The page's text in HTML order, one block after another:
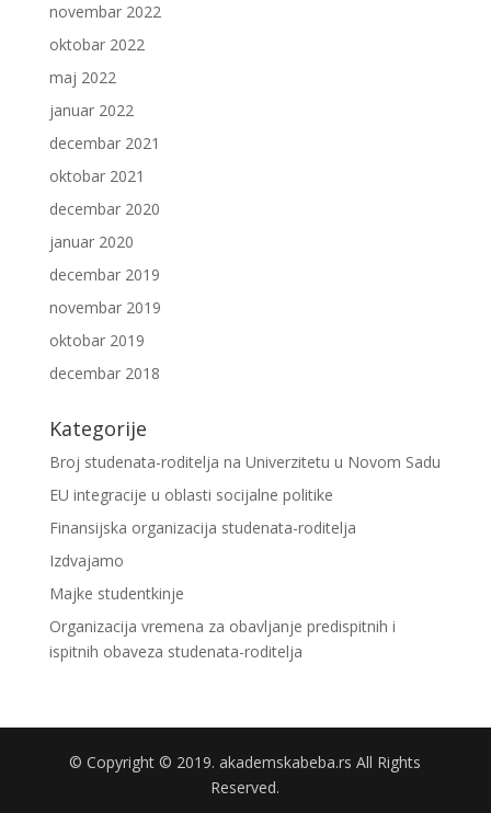
novembar 2022
oktobar 2022
maj 2022
januar 2022
decembar 2021
oktobar 2021
decembar 2020
januar 2020
decembar 2019
novembar 2019
oktobar 2019
decembar 2018
Kategorije
Broj studenata-roditelja na Univerzitetu u Novom Sadu
EU integracije u oblasti socijalne politike
Finansijska organizacija studenata-roditelja
Izdvajamo
Majke studentkinje
Organizacija vremena za obavljanje predispitnih i
ispitnih obaveza studenata-roditelja
© Copyright © 2019. akademskabeba.rs All Rights
Reserved.